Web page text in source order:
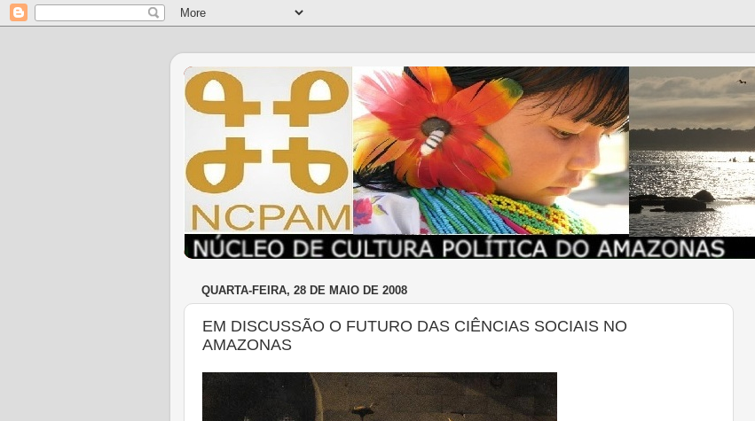
QUARTA-FEIRA, 28 DE MAIO DE 2008
EM DISCUSSÃO O FUTURO DAS CIÊNCIAS SOCIAIS NO
AMAZONAS